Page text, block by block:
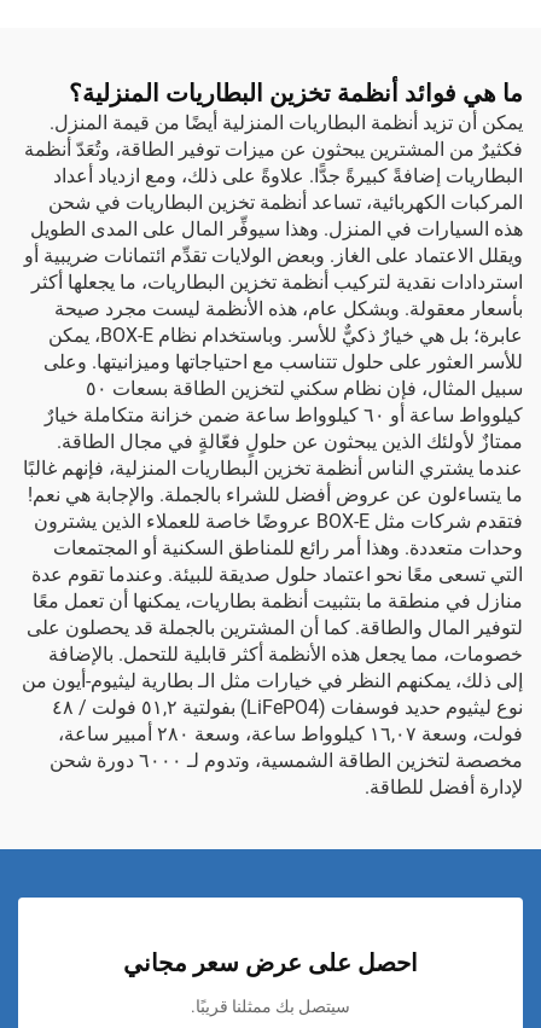
ما هي فوائد أنظمة تخزين البطاريات المنزلية؟
يمكن أن تزيد أنظمة البطاريات المنزلية أيضًا من قيمة المنزل.
فكثيرٌ من المشترين يبحثون عن ميزات توفير الطاقة، وتُعَدّ أنظمة
البطاريات إضافةً كبيرةً جدًّا. علاوةً على ذلك، ومع ازدياد أعداد
المركبات الكهربائية، تساعد أنظمة تخزين البطاريات في شحن
هذه السيارات في المنزل. وهذا سيوفِّر المال على المدى الطويل
ويقلل الاعتماد على الغاز. وبعض الولايات تقدِّم ائتمانات ضريبية أو
استردادات نقدية لتركيب أنظمة تخزين البطاريات، ما يجعلها أكثر
بأسعار معقولة. وبشكل عام، هذه الأنظمة ليست مجرد صيحة
عابرة؛ بل هي خيارٌ ذكيٌّ للأسر. وباستخدام نظام BOX-E، يمكن
للأسر العثور على حلول تتناسب مع احتياجاتها وميزانيتها. وعلى
سبيل المثال، فإن
نظام سكني لتخزين الطاقة بسعات ٥٠
كيلوواط ساعة أو ٦٠ كيلوواط ساعة ضمن خزانة متكاملة
خيارٌ
ممتازٌ لأولئك الذين يبحثون عن حلولٍ فعّالةٍ في مجال الطاقة.
عندما يشتري الناس أنظمة تخزين البطاريات المنزلية، فإنهم غالبًا
ما يتساءلون عن عروض أفضل للشراء بالجملة. والإجابة هي نعم!
فتقدم شركات مثل BOX-E عروضًا خاصة للعملاء الذين يشترون
وحدات متعددة. وهذا أمر رائع للمناطق السكنية أو المجتمعات
التي تسعى معًا نحو اعتماد حلول صديقة للبيئة. وعندما تقوم عدة
منازل في منطقة ما بتثبيت أنظمة بطاريات، يمكنها أن تعمل معًا
لتوفير المال والطاقة. كما أن المشترين بالجملة قد يحصلون على
خصومات، مما يجعل هذه الأنظمة أكثر قابلية للتحمل. بالإضافة
إلى ذلك، يمكنهم النظر في خيارات مثل الـ بطارية ليثيوم-أيون من
نوع ليثيوم حديد فوسفات (LiFePO4) بفولتية ٥١,٢ فولت / ٤٨
فولت، وسعة ١٦,٠٧ كيلوواط ساعة، وسعة ٢٨٠ أمبير ساعة،
مخصصة لتخزين الطاقة الشمسية، وتدوم لـ ٦٠٠٠ دورة شحن
لإدارة أفضل للطاقة.
احصل على عرض سعر مجاني
سيتصل بك ممثلنا قريبًا.